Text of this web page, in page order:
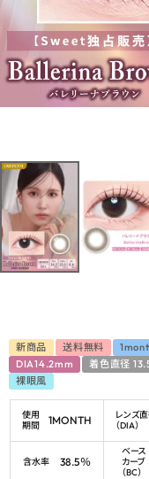
お買い物ガイド
お問い合わせ
よくあるご質問
新商品 送料無料
DIA14.2mm
着色直径
裸眼風
使用
期間
1MONTH
レンズ
（DIA）
含水率 38.5％
ベース
カーブ
（BC）